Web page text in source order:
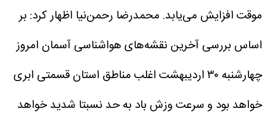
موقت افزایش می‌یابد. محمدرضا رحمن‌نیا اظهار کرد: بر
اساس بررسی آخرین نقشه‌های هواشناسی آسمان امروز
چهارشنبه ۳۰ اردیبهشت اغلب مناطق استان قسمتی ابری
خواهد بود و سرعت وزش باد به حد نسبتا شدید خواهد